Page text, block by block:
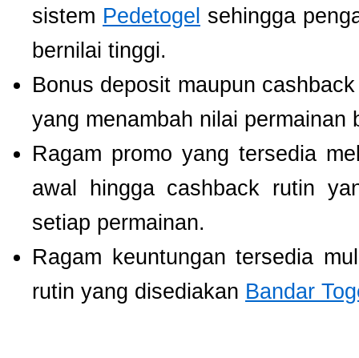
sistem Pedetogel sehingga
bernilai tinggi.
Bonus deposit maupun
yang menambah nilai permainan
Ragam promo yang tersedia
awal hingga cashback rutin
setiap permainan.
Ragam keuntungan tersedia
rutin yang disediakan Bandar